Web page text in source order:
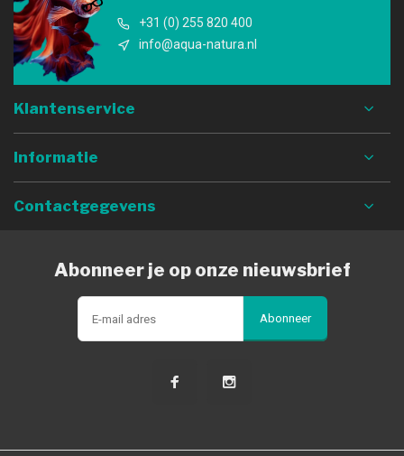
+31 (0) 255 820 400
info@aqua-natura.nl
Klantenservice
Informatie
Contactgegevens
Abonneer je op onze nieuwsbrief
Abonneer